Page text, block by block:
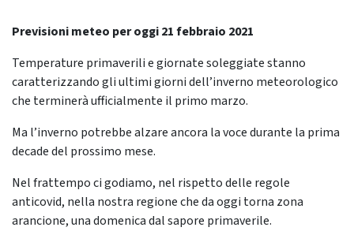
Previsioni meteo per oggi 21 febbraio 2021
Temperature primaverili e giornate soleggiate stanno
caratterizzando gli ultimi giorni dell’inverno meteorologico
che terminerà ufficialmente il primo marzo.
Ma l’inverno potrebbe alzare ancora la voce durante la prima
decade del prossimo mese.
Nel frattempo ci godiamo, nel rispetto delle regole
anticovid, nella nostra regione che da oggi torna zona
arancione, una domenica dal sapore primaverile.